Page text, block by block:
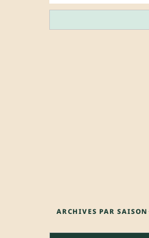
ARCHIVES PAR SAISON